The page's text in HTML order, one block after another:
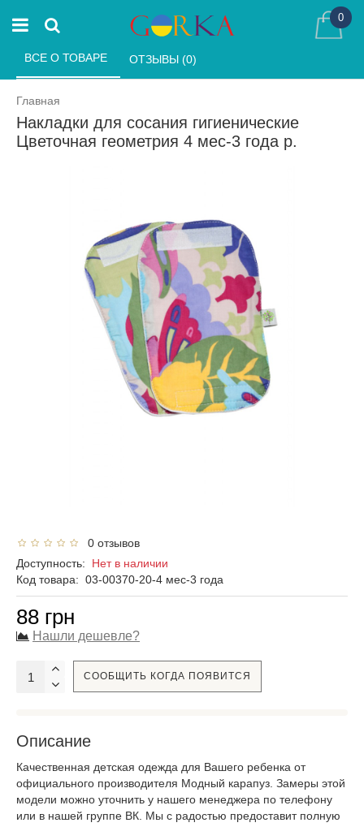
0
Главная
Накладки для сосания гигиенические
Цветочная геометрия 4 мес-3 года р.
ВСЕ О ТОВАРЕ ОТЗЫВЫ (0)
0 отзывов
Доступность: Нет в наличии
Код товара: 03-00370-20-4 мес-3 года
88 грн
Нашли дешевле?
СООБЩИТЬ КОГДА ПОЯВИТСЯ
Описание
Качественная детская одежда для Вашего ребенка от
официального производителя Модный карапуз. Замеры этой
модели можно уточнить у нашего менеджера по телефону
или в нашей группе ВК. Мы с радостью предоставит полную